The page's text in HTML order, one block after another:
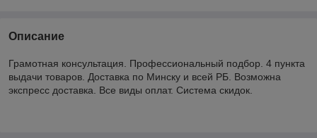
Описание
Грамотная консультация. Профессиональный подбор. 4 пункта
выдачи товаров. Доставка по Минску и всей РБ. Возможна
экспресс доставка. Все виды оплат. Система скидок.